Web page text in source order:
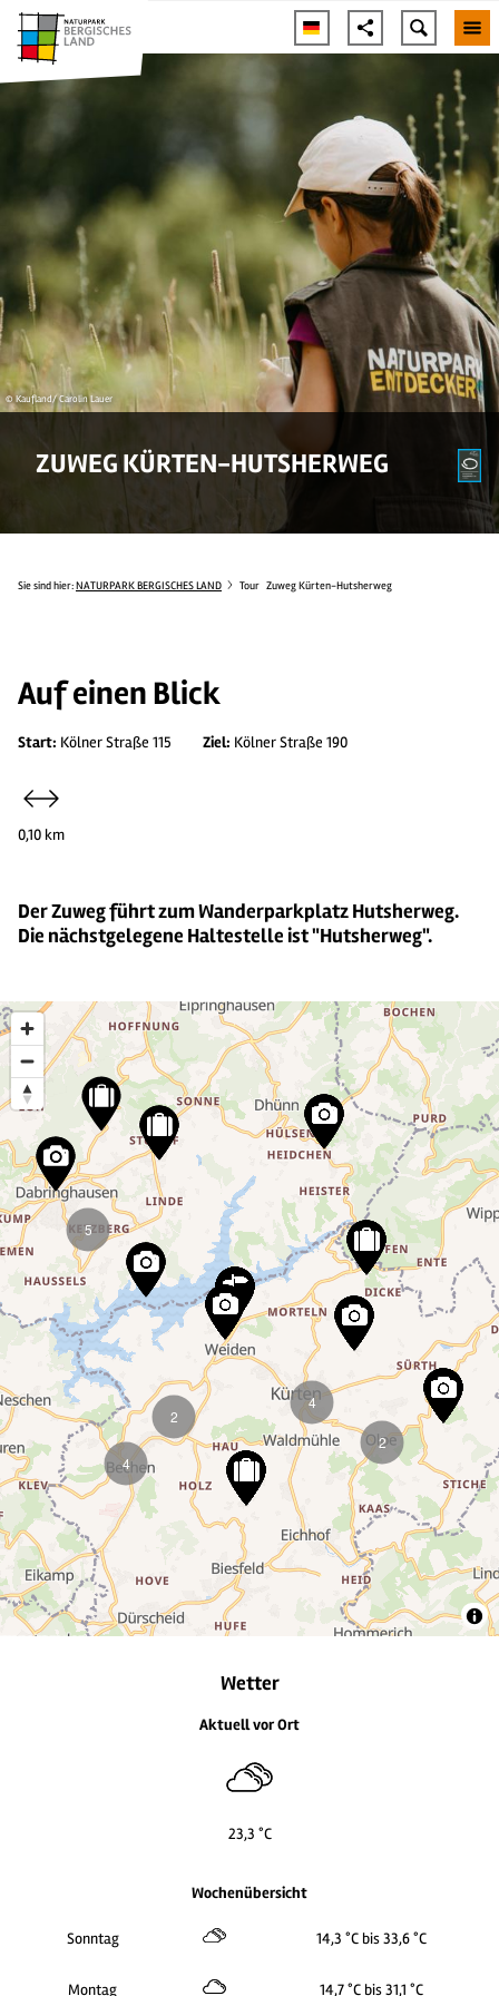
© Kaufland/ Carolin Lauer
ZUWEG KÜRTEN-HUTSHERWEG
Sie sind hier:NATURPARK BERGISCHES LAND Tour Zuweg Kürten-Hutsherweg
Auf einen Blick
Start: Kölner Straße 115 Ziel: Kölner Straße 190
0,10 km
Der Zuweg führt zum Wanderparkplatz Hutsherweg.
Die nächstgelegene Haltestelle ist "Hutsherweg".
4
2
2
4
5
Wetter
Aktuell vor Ort
23,3 °C
Wochenübersicht
Sonntag 14,3 °C bis 33,6 °C
Montag 14,7 °C bis 31,1 °C